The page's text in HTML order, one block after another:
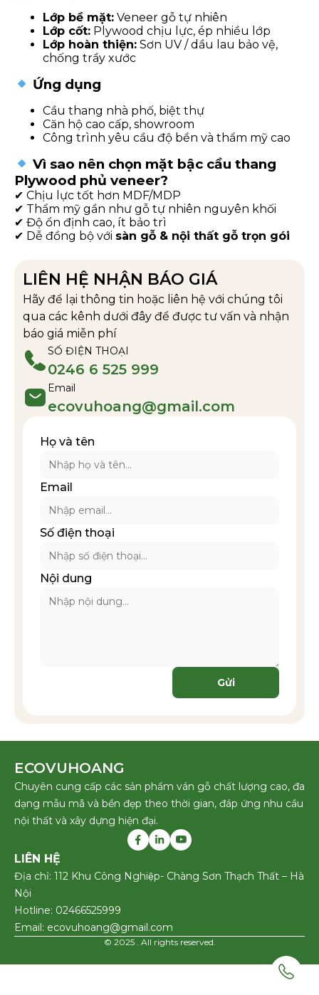
Lớp bề mặt: Veneer gỗ tự nhiên
Lớp cốt: Plywood chịu lực, ép nhiều lớp
Lớp hoàn thiện: Sơn UV / dầu lau bảo vệ,
chống trầy xước
Ứng dụng
Cầu thang nhà phố, biệt thự
Căn hộ cao cấp, showroom
Công trình yêu cầu độ bền và thẩm mỹ cao
Vì sao nên chọn mặt bậc cầu thang
Plywood phủ veneer?
✔ Chịu lực tốt hơn MDF/MDP
✔ Thẩm mỹ gần như gỗ tự nhiên nguyên khối
✔ Độ ổn định cao, ít bảo trì
✔ Dễ đồng bộ với sàn gỗ & nội thất gỗ trọn gói
LIÊN HỆ NHẬN BÁO GIÁ
Hãy để lại thông tin hoặc liên hệ với chúng tôi
qua các kênh dưới đây để được tư vấn và nhận
báo giá miễn phí
SỐ ĐIỆN THOẠI
0246 6 525 999
Email
ecovuhoang@gmail.com
Họ và tên
Email
Số điện thoại
Nội dung
Gửi
ECOVUHOANG
Chuyên cung cấp các sản phẩm ván gỗ chất lượng cao, đa
dạng mẫu mã và bền đẹp theo thời gian, đáp ứng nhu cầu
nội thất và xây dựng hiện đại.
LIÊN HỆ
Địa chỉ: 112 Khu Công Nghiệp- Chàng Sơn Thạch Thất – Hà
Nội
Hotline: 02466525999
Email: ecovuhoang@gmail.com
© 2025 . All rights reserved.